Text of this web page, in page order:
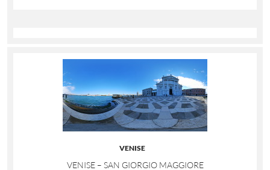
VENISE
VENISE – SAN GIORGIO MAGGIORE